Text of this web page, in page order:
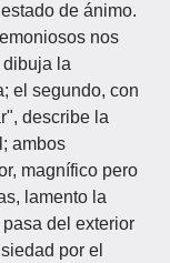
de ánimo.
nos
la
el segundo, con
describe la
ambos
magnífico pero
lamento la
del exterior
por el